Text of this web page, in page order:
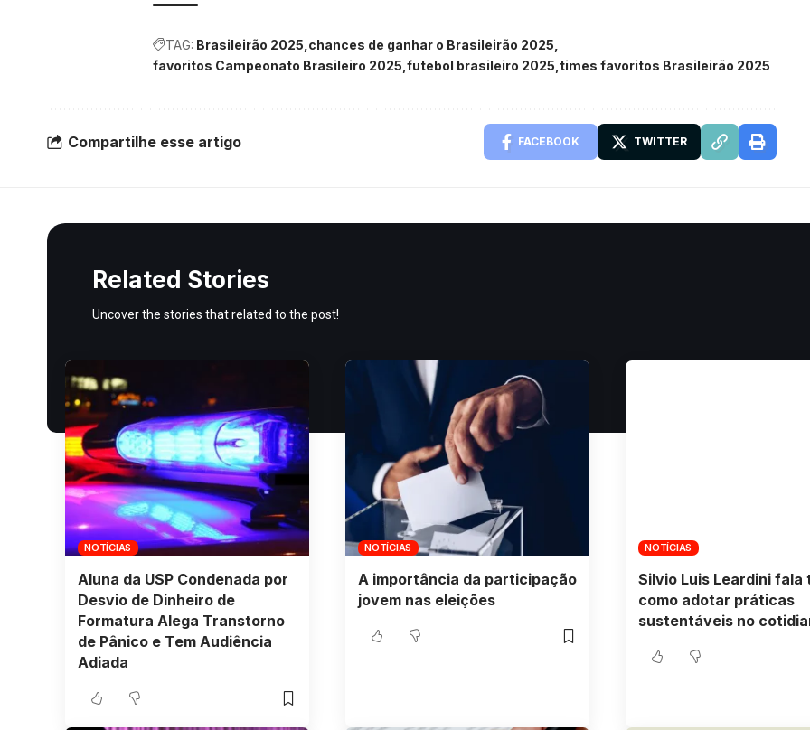
TAG: Brasileirão 2025 chances de ganhar o Brasileirão 2025
favoritos Campeonato Brasileiro 2025 futebol brasileiro 2025 times favoritos Brasileirão 2025
Compartilhe esse artigo FACEBOOK TWITTER
Related Stories
Uncover the stories that related to the post!
NOTÍCIAS
Aluna da USP Condenada por
Desvio de Dinheiro de
Formatura Alega Transtorno
de Pânico e Tem Audiência
Adiada
NOTÍCIAS
A importância da participação
jovem nas eleições
NOTÍCIAS
Silvio Luis Leardini fala
como adotar práticas
sustentáveis no